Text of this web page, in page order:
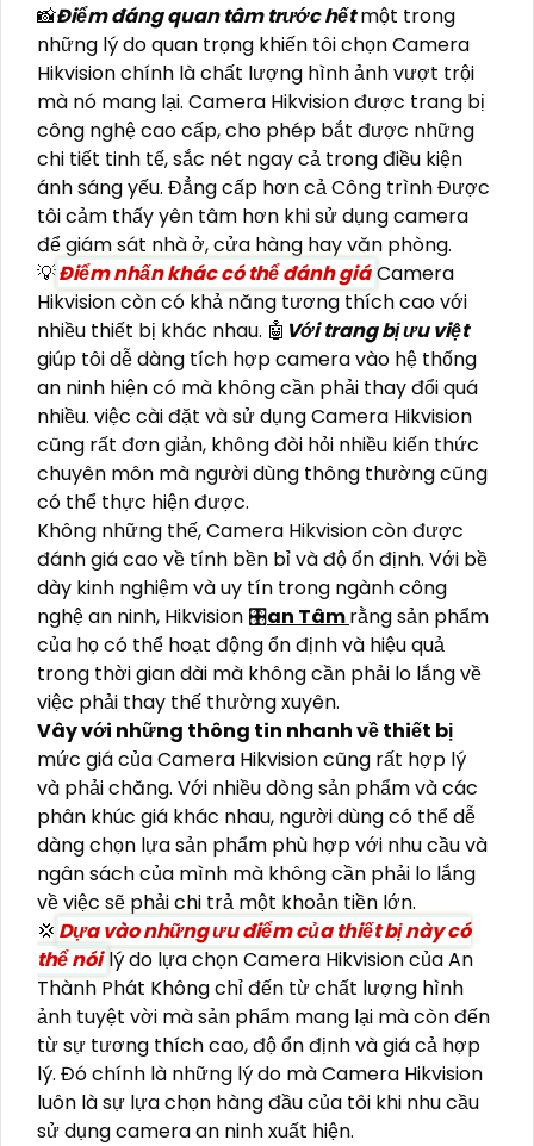
📸Điểm đáng quan tâm trước hếtmột trong
những lý do quan trọng khiến tôi chọn Camera
Hikvision chính là chất lượng hình ảnh vượt trội
mà nó mang lại. Camera Hikvision được trang bị
công nghệ cao cấp, cho phép bắt được những
chi tiết tinh tế, sắc nét ngay cả trong điều kiện
ánh sáng yếu. Đẳng cấp hơn cả Công trình Được
tôi cảm thấy yên tâm hơn khi sử dụng camera
để giám sát nhà ở, cửa hàng hay văn phòng.
💡Điểm nhấn khác có thể đánh giáCamera
Hikvision còn có khả năng tương thích cao với
nhiều thiết bị khác nhau. 🤖️ Với trang bị ưu việt
giúp tôi dễ dàng tích hợp camera vào hệ thống
an ninh hiện có mà không cần phải thay đổi quá
nhiều. việc cài đặt và sử dụng Camera Hikvision
cũng rất đơn giản, không đòi hỏi nhiều kiến thức
chuyên môn mà người dùng thông thường cũng
có thể thực hiện được.
Không những thế, Camera Hikvision còn được
đánh giá cao về tính bền bỉ và độ ổn định. Với bề
dày kinh nghiệm và uy tín trong ngành công
nghệ an ninh, Hikvision 🎛an Tâmrằng sản phẩm
của họ có thể hoạt động ổn định và hiệu quả
trong thời gian dài mà không cần phải lo lắng về
việc phải thay thế thường xuyên.
Vây với những thông tin nhanh về thiết bị
mức giá của Camera Hikvision cũng rất hợp lý
và phải chăng. Với nhiều dòng sản phẩm và các
phân khúc giá khác nhau, người dùng có thể dễ
dàng chọn lựa sản phẩm phù hợp với nhu cầu và
ngân sách của mình mà không cần phải lo lắng
về việc sẽ phải chi trả một khoản tiền lớn.
💢 Dựa vào những ưu điểm của thiết bị này có
thể nóilý do lựa chọn Camera Hikvision của An
Thành Phát Không chỉ đến từ chất lượng hình
ảnh tuyệt vời mà sản phẩm mang lại mà còn đến
từ sự tương thích cao, độ ổn định và giá cả hợp
lý. Đó chính là những lý do mà Camera Hikvision
luôn là sự lựa chọn hàng đầu của tôi khi nhu cầu
sử dụng camera an ninh xuất hiện.